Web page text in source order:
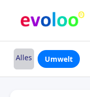
Alles Umwelt